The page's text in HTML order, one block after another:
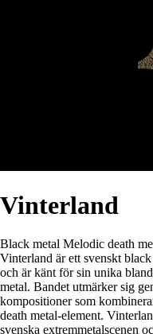
Vinterland
Black metal Melodic death
Vinterland är ett svenskt
och är känt för sin unika
metal. Bandet utmärker sig
kompositioner som
death metal-element.
svenska extremmetalscenen